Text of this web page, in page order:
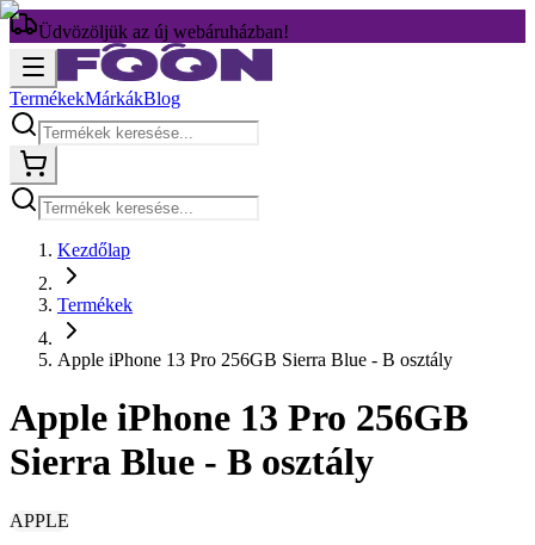
Üdvözöljük az új webáruházban!
TermékekMárkákBlog
Kezdőlap
Termékek
Apple iPhone 13 Pro 256GB Sierra Blue - B osztály
Apple iPhone 13 Pro 256GB
Sierra Blue - B osztály
APPLE